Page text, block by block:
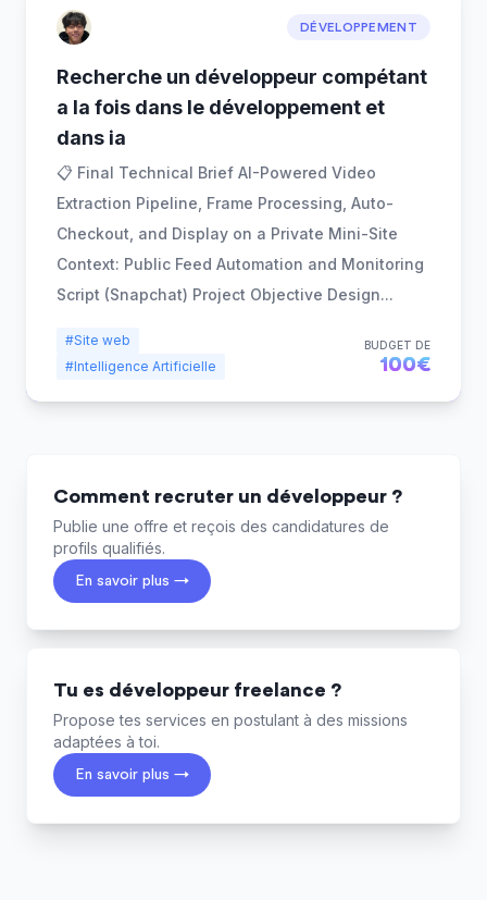
DÉVELOPPEMENT
Recherche un développeur compétant
a la fois dans le développement et
dans ia
📋 Final Technical Brief AI-Powered Video
Extraction Pipeline, Frame Processing, Auto-
Checkout, and Display on a Private Mini-Site
Context: Public Feed Automation and Monitoring
Script (Snapchat) Project Objective Design...
#Site web
#Intelligence Artificielle
BUDGET DE
100€
Comment recruter un développeur ?
Publie une offre et reçois des candidatures de
profils qualifiés.
En savoir plus →
Tu es développeur freelance ?
Propose tes services en postulant à des missions
adaptées à toi.
En savoir plus →